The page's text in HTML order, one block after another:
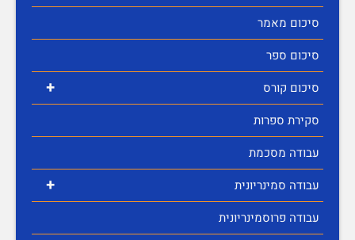
סיכום מאמר
סיכום ספר
+
סיכום קורס
סקירת ספרות
עבודה מסכמת
+
עבודה סמינריונית
עבודה פרוסמינריונית